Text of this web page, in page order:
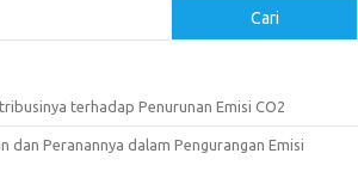
Cari
terhadap Penurunan Emisi CO2
dan Peranannya dalam Pengurangan Emisi